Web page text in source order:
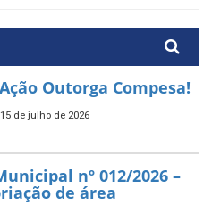
Outorga Compesa!
de julho de 2026
nº 012/2026 –
de área